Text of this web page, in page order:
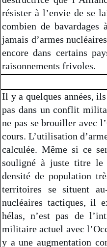
résister à l’envie de se
combien de
jamais d’armes
encore dans certains
raisonnements frivoles.
Il y a quelques années,
pas dans un conflit
ne pas se brouiller avec
cours. L’utilisation
calculée. Même si ce
souligné à juste titre le
densité de population
territoires se situent
nucléaires tactiques, il
hélas, n’est pas de
militaire actuel avec
y a une augmentation